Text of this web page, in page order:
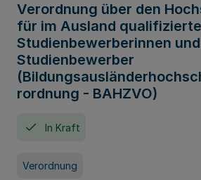
Verordnung über den
für im Ausland qualifizierte
Studienbewerberinnen und
Studienbewerber
rordnung - BAHZVO)
In Kraft
Verordnung